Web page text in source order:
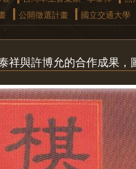
公開徵選計畫 國立交通大學
祥與許博允的合作成果